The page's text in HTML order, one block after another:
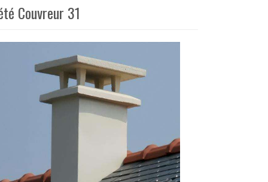
Couvreur 31